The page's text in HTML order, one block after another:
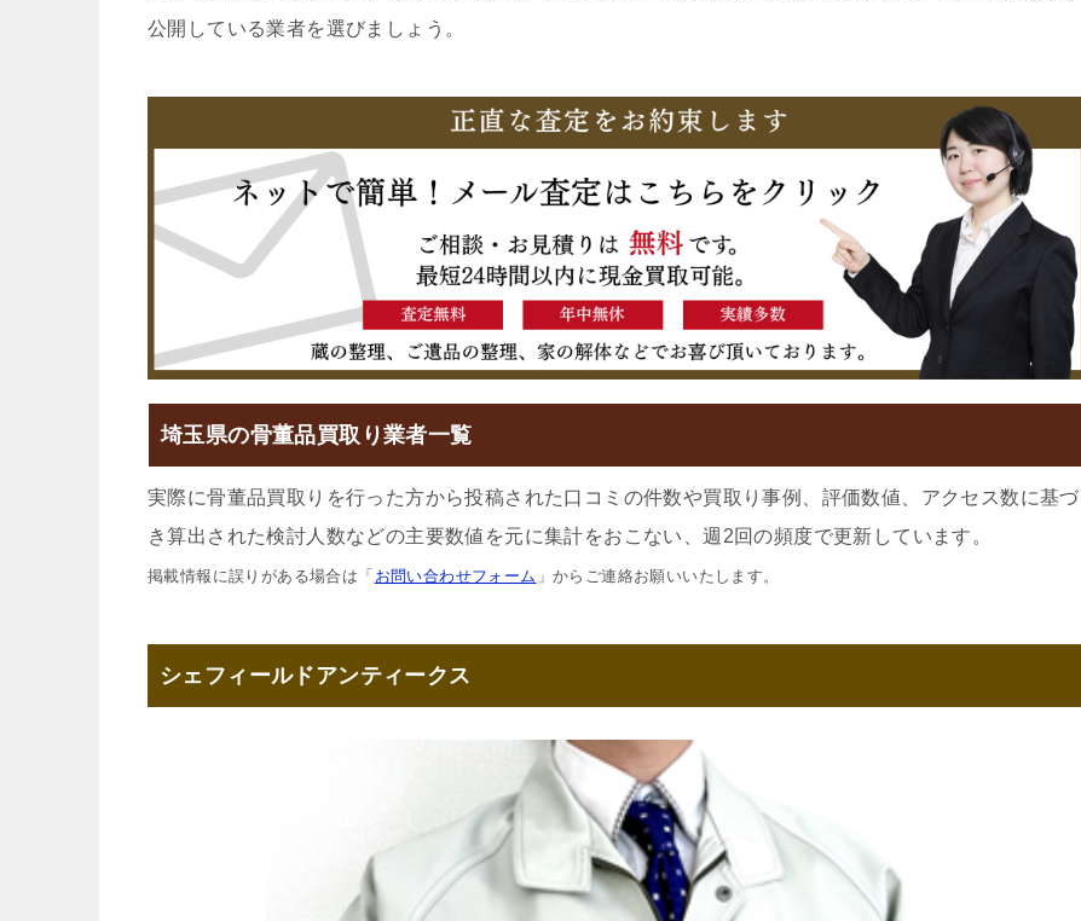
公開している業者を選びましょう。
埼玉県の骨董品買取り業者一覧
実際に骨董品買取りを行った方から投稿された口コミの件数や買取り事例、評価数値、アクセス数に基づ
き算出された検討人数などの主要数値を元に集計をおこない、週2回の頻度で更新しています。
掲載情報に誤りがある場合は「 お問い合わせフォーム 」からご連絡お願いいたします。
シェフィールドアンティークス